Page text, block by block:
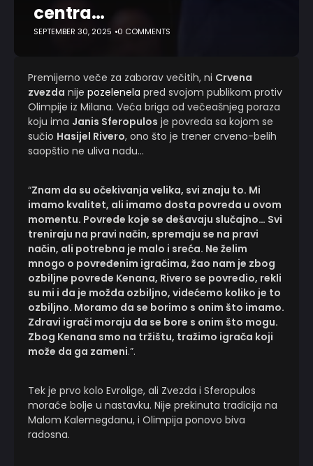
centra…
SEPTEMBER 30, 2025 0 COMMENTS
Premijerno veče za zaborav večitih, ni Crvena
zvezda nije pozelenela pred svojom publikom protiv
Olimpije iz Milana. Veća briga od večeašnjeg poraza
koju ima Janis Sferopulos je povreda sa kojom se
sučio Hasijel Rivero, ono što je trener crveno-belih
saopštio ne uliva nadu…
“Znam da su očekivanja velika, svi znaju to. Mi
imamo kvalitet, ali imamo dosta povreda u ovom
momentu. Povrede koje se dešavaju slučajno… Svi
treniraju na pravi način, spremaju se na pravi
način, ali potrebna je malo i sreća. Ne želim
mnogo o povređenim igračima, žao nam je zbog
ozbiljne povrede Kenana, Rivero se povredio, rekli
su mi i da je možda ozbiljno, videćemo koliko je to
ozbiljno. Moramo da se borimo s onim što imamo.
Zdravi igrači moraju da se bore s onim što mogu.
Zbog Kenana smo na tržištu, tražimo igrača koji
može da ga zameni.”.
Tek je prvo kolo Evrolige, ali Zvezda i Sferopulos
moraće bolje u nastavku. Nije prekinuta tradicija na
Malom Kalemegdanu, i Olimpija ponovo biva
radosna.